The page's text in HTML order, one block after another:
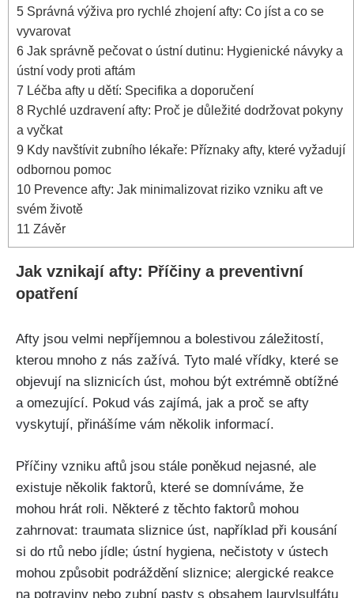
5 Správná výživa pro rychlé zhojení afty: Co jíst‍ a co se⁢
vyvarovat
6 Jak správně pečovat o ústní dutinu: Hygienické návyky a
ústní vody proti ⁤aftám
7 Léčba afty u dětí: Specifika⁤ a doporučení
8 Rychlé uzdravení afty: Proč je důležité dodržovat ​pokyny
a vyčkat
9 Kdy navštívit zubního lékaře: Příznaky afty, ⁢které vyžadují
odbornou pomoc
10 Prevence afty: Jak ‍minimalizovat‌ riziko vzniku⁣ aft ve
svém životě
11 Závěr
Jak vznikají afty: Příčiny a preventivní
opatření
Afty jsou velmi nepříjemnou a bolestivou záležitostí,
kterou mnoho z nás zažívá. ​Tyto malé vřídky, které se
objevují na sliznicích úst, mohou být extrémně obtížné⁣
a omezující. ​Pokud vás ⁢zajímá, jak a proč se afty
vyskytují, přinášíme vám několik informací.
Příčiny vzniku aftů jsou stále poněkud nejasné, ale
existuje několik faktorů, které se domníváme, že
mohou hrát ⁣roli. Některé z těchto faktorů mohou
zahrnovat: traumata sliznice úst, například při kousání
si do rtů nebo jídle; ústní hygiena, nečistoty v ústech
mohou způsobit podráždění sliznice; alergické reakce
na potraviny nebo zubní pasty s obsahem laurylsulfátu